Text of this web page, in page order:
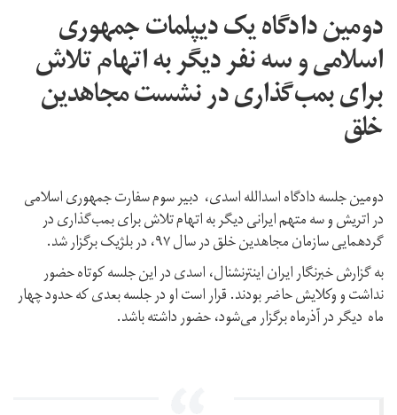
دومین دادگاه یک دیپلمات جمهوری
اسلامی و سه نفر دیگر به اتهام تلاش
برای بمب‌گذاری در نشست مجاهدین
خلق
دومین جلسه دادگاه اسدالله اسدی، دبیر سوم سفارت جمهوری اسلامی
در اتریش و سه متهم ایرانی دیگر به اتهام تلاش برای بمب‌گذاری در
گردهمایی سازمان مجاهدین خلق در سال ۹۷، در بلژیک برگزار شد.
به گزارش خبرنگار ایران اینترنشنال، اسدی در این جلسه کوتاه حضور
نداشت و وکلایش حاضر بودند. قرار است او در جلسه بعدی که حدود چهار
ماه دیگر در آذرماه برگزار می‌شود، حضور داشته باشد.